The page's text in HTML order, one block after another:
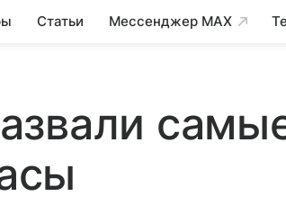
Статьи Мессенджер MAX